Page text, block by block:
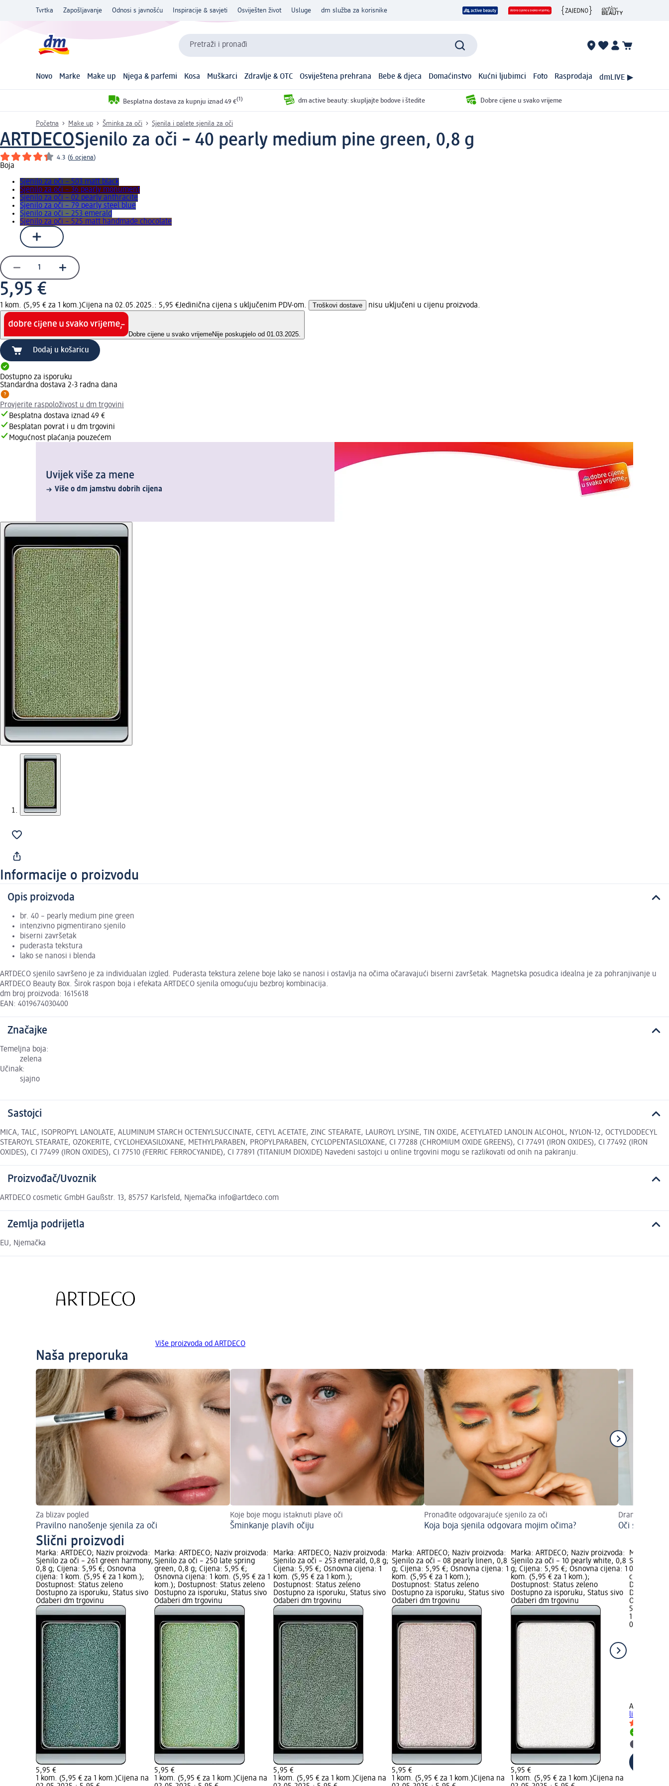
Tvrtka Zapošljavanje Odnosi s javnošću Inspiracije & savjeti Osviješten život Usluge dm služba za korisnike
Pretraži i pronađi
Novo Marke Make up Njega & parfemi Kosa Muškarci Zdravlje & OTC Osviještena prehrana Bebe & djeca Domaćinstvo Kućni ljubimci Foto Rasprodaja dmLIVE ▶
Besplatna dostava za kupnju iznad 49 €(1) dm active beauty: skupljajte bodove i štedite Dobre cijene u svako vrijeme
Početna Make up Šminka za oči Sjenila i palete sjenila za oči
ARTDECOSjenilo za oči – 40 pearly medium pine green, 0,8 g
4.3 (6 ocjena)
Boja
Sjenilo za oči – 503 matt black
Sjenilo za oči – 36 pearly monument
Sjenilo za oči – 02 pearly anthracite
Sjenilo za oči – 79 pearly steel blue
Sjenilo za oči – 253 emerald
Sjenilo za oči – 525 matt handmade chocolate
5,95 €
1 kom. (5,95 € za 1 kom.)Cijena na 02.05.2025.: 5,95 €Jedinična cijena s uključenim PDV-om. Troškovi dostave nisu uključeni u cijenu proizvoda.
Dobre cijene u svako vrijemeNije poskupjelo od 01.03.2025.
Dodaj u košaricu
Dostupno za isporuku
Standardna dostava 2-3 radna dana
Provjerite raspoloživost u dm trgovini
Besplatna dostava iznad 49 €
Besplatan povrat i u dm trgovini
Mogućnost plaćanja pouzećem
Uvijek više za mene
Više o dm jamstvu dobrih cijena
Informacije o proizvodu
Opis proizvoda
br. 40 – pearly medium pine green
intenzivno pigmentirano sjenilo
biserni završetak
puderasta tekstura
lako se nanosi i blenda
ARTDECO sjenilo savršeno je za individualan izgled. Puderasta tekstura zelene boje lako se nanosi i ostavlja na očima očaravajući biserni završetak. Magnetska posudica idealna je za pohranjivanje u
ARTDECO Beauty Box. Širok raspon boja i efekata ARTDECO sjenila omogućuju bezbroj kombinacija.
dm broj proizvoda: 1615618
EAN: 4019674030400
Značajke
Temeljna boja:
zelena
Učinak:
sjajno
Sastojci
MICA, TALC, ISOPROPYL LANOLATE, ALUMINUM STARCH OCTENYLSUCCINATE, CETYL ACETATE, ZINC STEARATE, LAUROYL LYSINE, TIN OXIDE, ACETYLATED LANOLIN ALCOHOL, NYLON-12, OCTYLDODECYL
STEAROYL STEARATE, OZOKERITE, CYCLOHEXASILOXANE, METHYLPARABEN, PROPYLPARABEN, CYCLOPENTASILOXANE, CI 77288 (CHROMIUM OXIDE GREENS), CI 77491 (IRON OXIDES), CI 77492 (IRON
OXIDES), CI 77499 (IRON OXIDES), CI 77510 (FERRIC FERROCYANIDE), CI 77891 (TITANIUM DIOXIDE) Navedeni sastojci u online trgovini mogu se razlikovati od onih na pakiranju.
Proizvođač/Uvoznik
ARTDECO cosmetic GmbH Gaußstr. 13, 85757 Karlsfeld, Njemačka info@artdeco.com
Zemlja podrijetla
EU, Njemačka
Više proizvoda od ARTDECO
Naša preporuka
Za blizav pogled
Pravilno nanošenje sjenila za oči
Koje boje mogu istaknuti plave oči
Šminkanje plavih očiju
Pronađite odgovarajuće sjenilo za oči
Koja boja sjenila odgovara mojim očima?
Dramatičan
Oči sirene
Slični proizvodi
Marka: ARTDECO; Naziv proizvoda:
Sjenilo za oči – 261 green harmony,
0,8 g; Cijena: 5,95 €; Osnovna
cijena: 1 kom. (5,95 € za 1 kom.);
Dostupnost: Status zeleno
Dostupno za isporuku, Status sivo
Odaberi dm trgovinu
5,95 €
1 kom. (5,95 € za 1 kom.)Cijena na
Marka: ARTDECO; Naziv proizvoda:
Sjenilo za oči – 250 late spring
green, 0,8 g; Cijena: 5,95 €;
Osnovna cijena: 1 kom. (5,95 € za 1
kom.); Dostupnost: Status zeleno
Dostupno za isporuku, Status sivo
Odaberi dm trgovinu
5,95 €
1 kom. (5,95 € za 1 kom.)Cijena na
Marka: ARTDECO; Naziv proizvoda:
Sjenilo za oči – 253 emerald, 0,8 g;
Cijena: 5,95 €; Osnovna cijena: 1
kom. (5,95 € za 1 kom.);
Dostupnost: Status zeleno
Dostupno za isporuku, Status sivo
Odaberi dm trgovinu
5,95 €
1 kom. (5,95 € za 1 kom.)Cijena na
Marka: ARTDECO; Naziv proizvoda:
Sjenilo za oči – 08 pearly linen, 0,8
g; Cijena: 5,95 €; Osnovna cijena: 1
kom. (5,95 € za 1 kom.);
Dostupnost: Status zeleno
Dostupno za isporuku, Status sivo
Odaberi dm trgovinu
5,95 €
1 kom. (5,95 € za 1 kom.)Cijena na
Marka: ARTDECO; Naziv proizvoda:
Sjenilo za oči – 10 pearly white, 0,8
g; Cijena: 5,95 €; Osnovna cijena: 1
kom. (5,95 € za 1 kom.);
Dostupnost: Status zeleno
Dostupno za isporuku, Status sivo
Odaberi dm trgovinu
5,95 €
1 kom. (5,95 € za 1 kom.)Cijena na
Marka:
Sjenilo za
0,8 g;
cijena: 1
Dostupno
Odaberi
5,95 €
1 kom.
ARTDECO
light blue,